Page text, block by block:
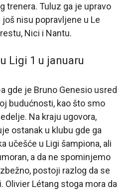
trenera. Tuluz ga je upravo
nisu popravljene u Le
Nici i Nantu.
Ligi 1 u januaru
gde je Bruno Genesio usred
budućnosti, kao što smo
Na kraju ugovora,
ostanak u klubu gde ga
učešće u Ligi šampiona, ali
a da ne spominjemo
postoji razlog da se
Olivier Létang stoga mora da